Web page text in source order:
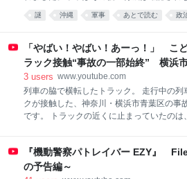
公演情報】 『SUMMER SONIC 2026』 ジ
イ出演日程：大阪 8⽉14 日（金）、東京 8
としています。 嘉手納基地の米軍第18航空
よりますと、4日午後10時58分ごろ、基地
軍は基地を封鎖し確認を行いましたが、お
後の5日午前0時前に「銃を持った人物によ
認されなかった」として封鎖を解除し、通
「これ以上の詳細はない」としていて、詳
明らかになっていません。 2026年8月5
▶ チャンネル登録をお願いします
NEWS DIG 公式サイト（TBS NEWS DIG内
謎 沖縄 軍事 あとで読む 政
「やばい！やばい！あーっ！」 こ
ラック接触“事故の一部始終” 横浜
3 users www.youtube.com
列車の脇で横転したトラック。 走行中の列
クが接触した、神奈川・横浜市青葉区の事
です。 トラックの近くに止まっていたのは
かけとなった事故は4日午前11時過ぎ、東
もの国線の線路脇で起きました。 事故に遭
『機動警察パトレイバー EZY』
の予告編～